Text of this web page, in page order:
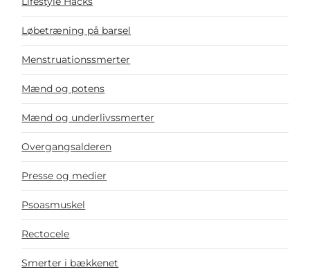
Løbetræning på barsel
Menstruationssmerter
Mænd og potens
Mænd og underlivssmerter
Overgangsalderen
Presse og medier
Psoasmuskel
Rectocele
Smerter i bækkenet